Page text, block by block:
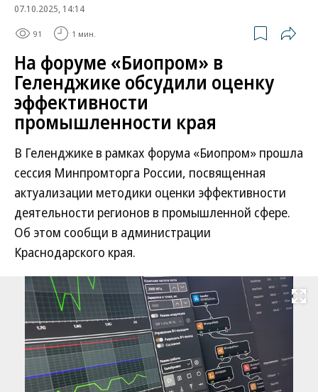
07.10.2025, 14:14
91 1 мин.
На форуме «Биопром» в
Геленджике обсудили оценку
эффективности
промышленности края
В Геленджике в рамках форума «Биопром» прошла
сессия Минпромторга России, посвященная
актуализации методики оценки эффективности
деятельности регионов в промышленной сфере.
Об этом сообщи в администрации
Краснодарского края.
Развернуть